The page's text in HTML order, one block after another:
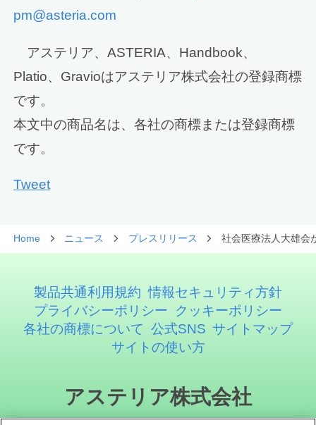
pm@asteria.com
アステリア、ASTERIA、Handbook、
Platio、Gravioはアステリア株式会社の登録商標
です。
本文中の商品名は、各社の商標または登録商標
です。
Tweet
Home ニュース プレスリリース 社会医療法人大雄会
製品共通利用規約 情報セキュリティ方針
プライバシーポリシー
クッキーポリシー
各社の商標について 公式SNS サイトマップ
サイトの使い方
アステリア株式会社